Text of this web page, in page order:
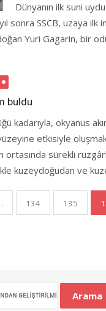
Dünyanın ilk suni
sonra SSCB, uzaya ilk
Yuri Gagarin, bir
buldu
kadarıyla, okyanus
etkisiyle
ortasında sürekli
kuzeydoğudan ve
134 135